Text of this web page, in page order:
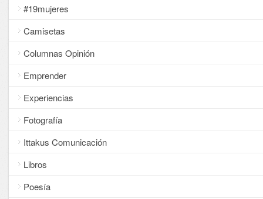
#19mujeres
Camisetas
Columnas Opinión
Emprender
Experiencias
Fotografía
Ittakus Comunicación
Libros
Poesía